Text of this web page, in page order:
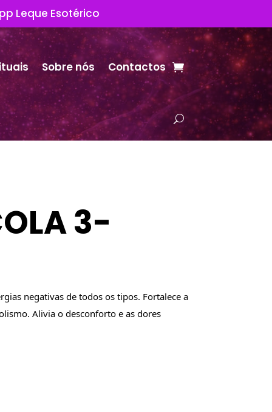
Leque Esotérico
Sobre nós Contactos
3-
negativas de todos os tipos. Fortalece a
Alivia o desconforto e as dores